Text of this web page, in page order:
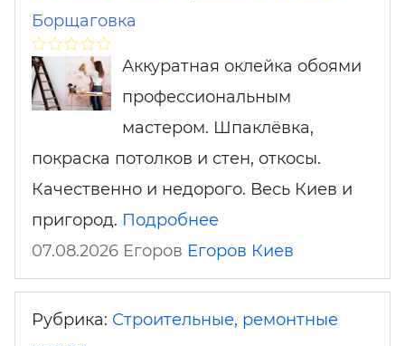
Борщаговка
Аккуратная оклейка обоями
профессиональным
мастером. Шпаклёвка,
покраска потолков и стен, откосы.
Качественно и недорого. Весь Киев и
пригород. Подробнее
07.08.2026 Егоров Егоров Киев
Рубрика: Строительные, ремонтные